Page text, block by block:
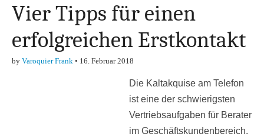
Finanzen,
Marketing-, Vertrieb-
& Investment-Tipps
Vier Tipps für einen
erfolgreichen Erstkontakt
by Varoquier Frank • 16. Februar 2018
Die Kaltakquise am Telefon
ist eine der schwierigsten
Vertriebsaufgaben für Berater
im Geschäftskundenbereich.